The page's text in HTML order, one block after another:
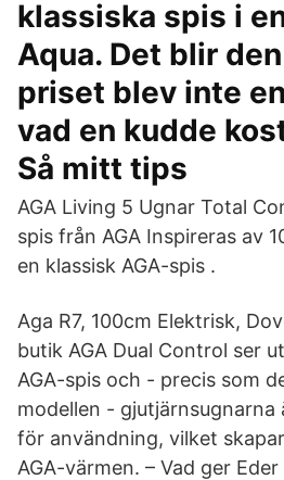
klassiska spis i
Aqua. Det blir
priset blev inte
vad en kudde
Så mitt tips
AGA Living 5 Ugnar Total
spis från AGA Inspireras av
en klassisk AGA-spis .
Aga R7, 100cm Elektrisk,
butik AGA Dual Control ser
AGA-spis och - precis som
modellen - gjutjärnsugnarna
för användning, vilket
AGA-värmen. – Vad ger